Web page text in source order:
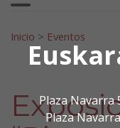
Plaza Navarra
Plaza
Search for:
Inicio > Eventos